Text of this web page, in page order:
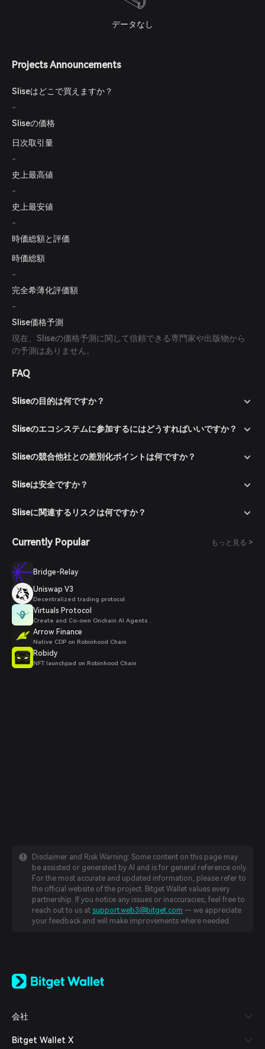
データなし
Projects Announcements
Sliseはどこで買えますか？
-
Sliseの価格
日次取引量
-
史上最高値
-
史上最安値
-
時価総額と評価
時価総額
-
完全希薄化評価額
-
Slise価格予測
現在、Sliseの価格予測に関して信頼できる専門家や出版物から
の予測はありません。
FAQ
Sliseの目的は何ですか？
Sliseのエコシステムに参加するにはどうすればいいですか？
Sliseの競合他社との差別化ポイントは何ですか？
Sliseは安全ですか？
Sliseに関連するリスクは何ですか？
Currently Popular もっと見る >
Bridge-Relay
Uniswap V3
Decentralized trading protocol
Virtuals Protocol
Create and Co-own Onchain AI Agents .
Arrow Finance
Native CDP on Robinhood Chain
Robidy
NFT launchpad on Robinhood Chain
Disclaimer and Risk Warning: Some content on this page may
be assisted or generated by AI and is for general reference only.
For the most accurate and updated information, please refer to
the official website of the project. Bitget Wallet values every
partnership. If you notice any issues or inaccuracies, feel free to
reach out to us at support.web3@bitget.com — we appreciate
your feedback and will make improvements where needed.
日本語
Español (Latinoamérica)
Italiano
会社
Bitget Wallet X